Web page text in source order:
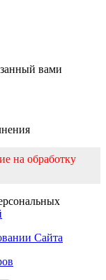
вами
на обработку
Сайта